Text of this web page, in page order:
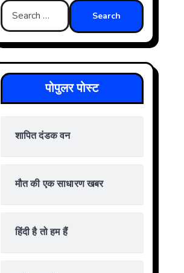
Search
for:
पोपुलर पोस्ट
शापित दंडक वन
मौत की एक साधारण खबर
हिंदी है तो हम हैं